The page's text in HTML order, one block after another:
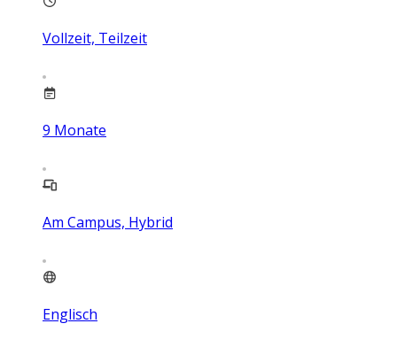
Vollzeit, Teilzeit
9 Monate
Am Campus, Hybrid
Englisch